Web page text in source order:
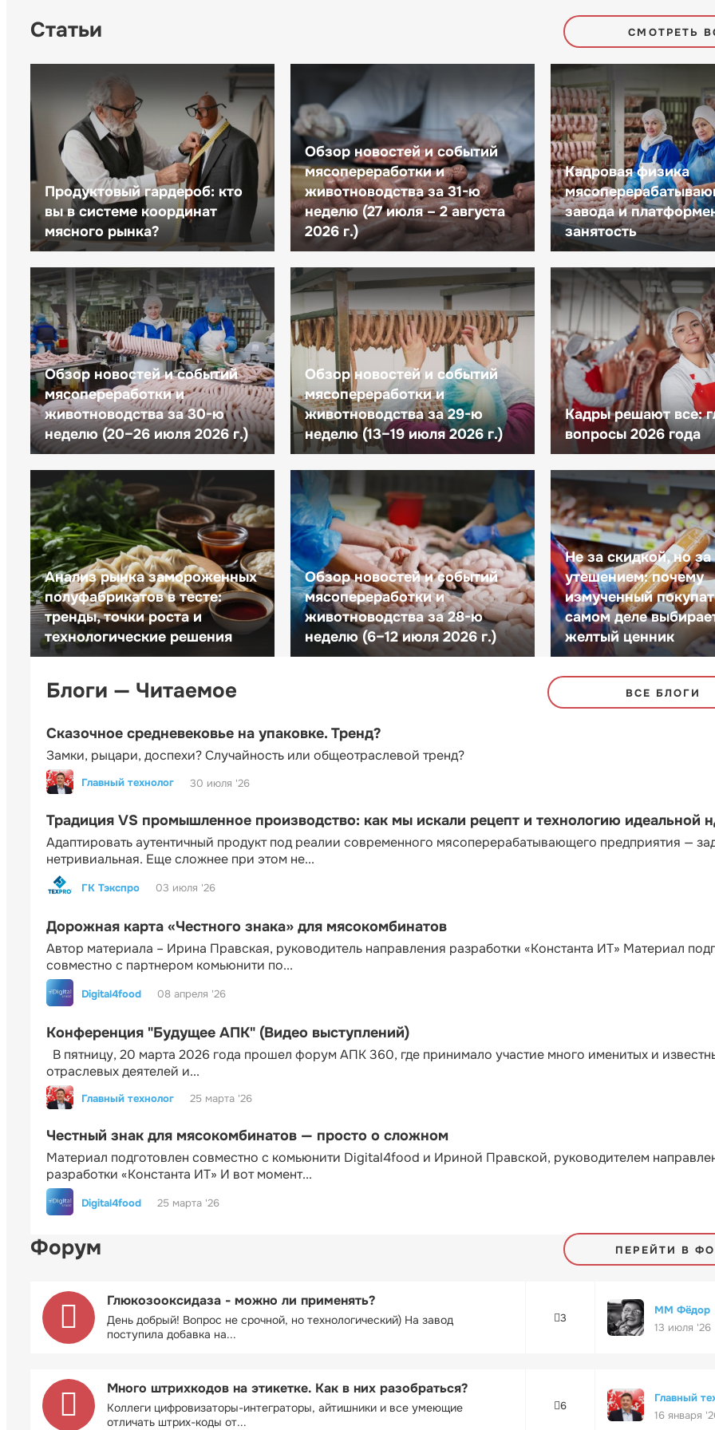
Статьи СМОТРЕТЬ
Продуктовый гардероб: кто
вы в системе координат
мясного рынка?
Обзор новостей и событий
мясопереработки и
животноводства за 31-ю
неделю (27 июля – 2 августа
2026 г.)
Кадровая физика
завода и
занятость
Обзор новостей и событий
мясопереработки и
животноводства за 30-ю
неделю (20–26 июля 2026 г.)
Обзор новостей и событий
мясопереработки и
животноводства за 29-ю
неделю (13–19 июля 2026 г.)
Кадры решают все:
вопросы 2026 года
Анализ рынка замороженных
полуфабрикатов в тесте:
тренды, точки роста и
технологические решения
Обзор новостей и событий
мясопереработки и
животноводства за 28-ю
неделю (6–12 июля 2026 г.)
Не за скидкой, но за
утешением: почему
измученный
самом деле
желтый ценник
Блоги — Читаемое ВСЕ БЛОГИ
Сказочное средневековье на упаковке. Тренд?
Замки, рыцари, доспехи? Случайность или общеотраслевой тренд?
Главный технолог 30 июля '26
Традиция VS промышленное производство: как мы искали рецепт и технологию идеальной
Адаптировать аутентичный продукт под реалии современного мясоперерабатывающего предприятия —
нетривиальная. Еще сложнее при этом не...
ГК Тэкспро 03 июля '26
Дорожная карта «Честного знака» для мясокомбинатов
Автор материала – Ирина Правская, руководитель направления разработки «Константа ИТ» Материал
совместно с партнером комьюнити по...
Digital4food 08 апреля '26
Конференция "Будущее АПК" (Видео выступлений)
В пятницу, 20 марта 2026 года прошел форум АПК 360, где принимало участие много именитых и
отраслевых деятелей и...
Главный технолог 25 марта '26
Честный знак для мясокомбинатов — просто о сложном
Материал подготовлен совместно с комьюнити Digital4food и Ириной Правской, руководителем
разработки «Константа ИТ» И вот момент...
Digital4food 25 марта '26
Форум ПЕРЕЙТИ В
Глюкозооксидаза - можно ли применять?
День добрый! Вопрос не срочной, но технологический) На завод
поступила добавка на...
3
ММ Фёдор
13 июля '26
Много штрихкодов на этикетке. Как в них разобраться?
Коллеги цифровизаторы-интеграторы, айтишники и все умеющие
отличать штрих-коды от...
6
Главный
16 января